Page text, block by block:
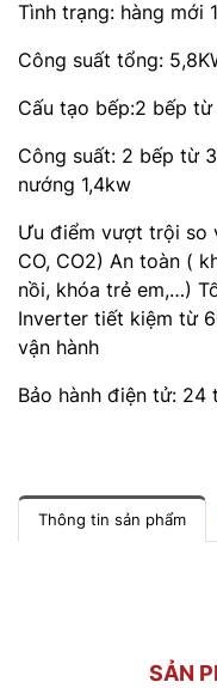
Tình trạng: hàng mới
Công suất tổng:
Cấu tạo bếp:2 bếp
Công suất: 2 bếp từ
nướng 1,4kw
Ưu điểm vượt trội so
CO, CO2) An toàn (
nồi, khóa trẻ em,…)
Inverter tiết kiệm từ
vận hành
Bảo hành điện tử: 24
Thông tin sản phẩm
SẢN